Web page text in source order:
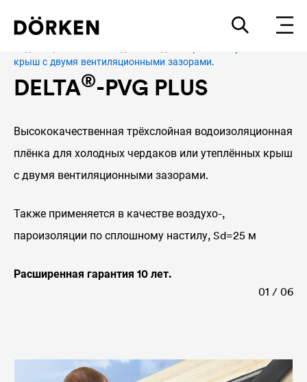
крыш с двумя вентиляционными зазорами.
DELTA®-PVG PLUS
Высококачественная трёхслойная водоизоляционная
плёнка для холодных чердаков или утеплённых крыш
с двумя вентиляционными зазорами.
Также применяется в качестве воздухо-,
пароизоляции по сплошному настилу, Sd=25 м
Расширенная гарантия 10 лет.
01 / 06